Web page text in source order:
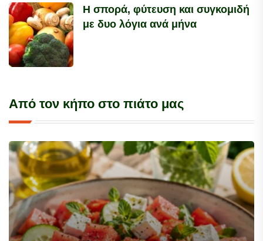
Η σπορά, φύτευση και συγκομιδή
με δυο λόγια ανά μήνα
Από τον κήπο στο πιάτο μας